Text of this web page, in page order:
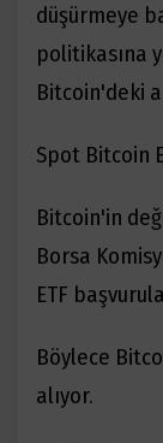
düşürmeye
politikasına
Bitcoin'deki
Spot Bitcoin
Bitcoin'in
Borsa
ETF
Böylece
alıyor.